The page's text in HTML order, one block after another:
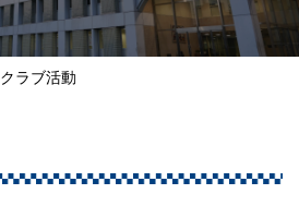
クラブ活動